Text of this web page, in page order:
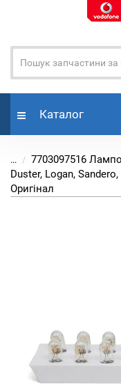
Каталог
...
7703097516
Duster, Logan,
Оригінал